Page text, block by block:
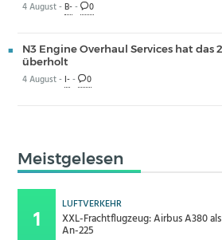
4 August -B-- 0
N3 Engine Overhaul Services hat das
überholt
4 August - I-- 0
Meistgelesen
LUFTVERKEHR
XXL-Frachtflugzeug: Airbus A380
An-225